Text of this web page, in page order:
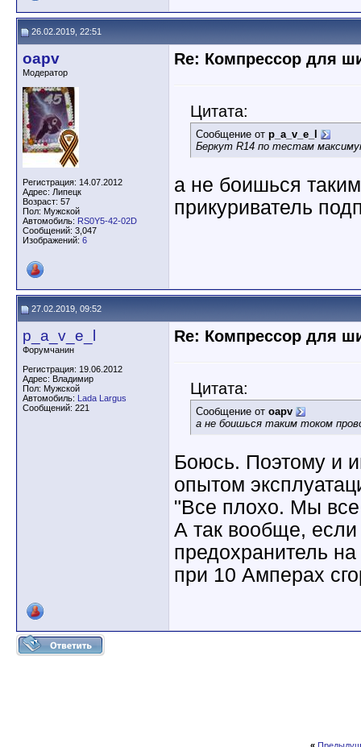
26.02.2019, 22:51
oapv
Модератор
Регистрация: 14.07.2012
Адрес: Липецк
Возраст: 57
Пол: Мужской
Автомобиль: RS0Y5-42-02D
Сообщений: 3,047
Изображений: 6
Re: Компрессор для
Цитата:
Сообщение от p_a_v_e_l
Беркут R14 по тестам
а не боишься
прикуриватель
27.02.2019, 09:52
p_a_v_e_l
Форумчанин
Регистрация: 19.06.2012
Адрес: Владимир
Пол: Мужской
Автомобиль: Lada Largus
Сообщений: 221
Re: Компрессор для
Цитата:
Сообщение от oapv
а не боишься таким током
Боюсь. Поэтому и
опытом
"Все плохо. Мы
А так вообще,
предохранитель
при 10 Амперах